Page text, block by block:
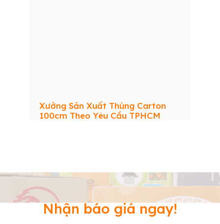
Xưởng Sản Xuất Thùng Carton
100cm Theo Yêu Cầu TPHCM
Nhận báo giá ngay!